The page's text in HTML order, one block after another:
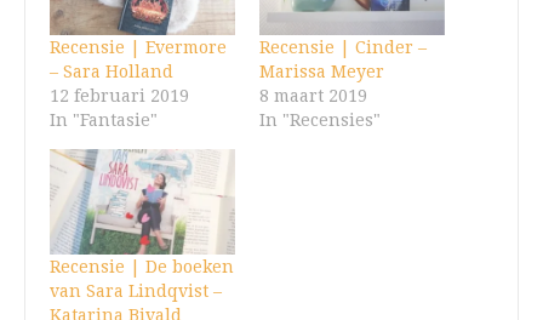
Recensie | Evermore
– Sara Holland
12 februari 2019
In "Fantasie"
Recensie | Cinder –
Marissa Meyer
8 maart 2019
In "Recensies"
Recensie | De boeken
van Sara Lindqvist –
Katarina Bivald